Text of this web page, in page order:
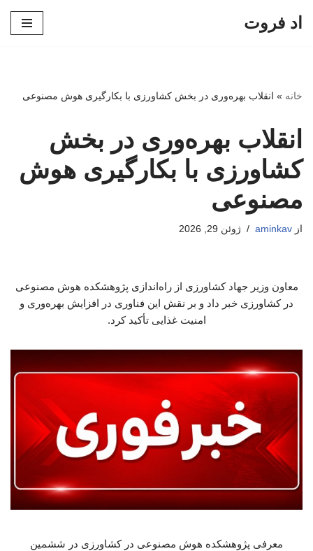
اد فروت
خانه » انقلاب بهره‌وری در بخش کشاورزی با بکارگیری هوش مصنوعی
انقلاب بهره‌وری در بخش
کشاورزی با بکارگیری هوش
مصنوعی
از aminkav ژوئن 29, 2026
معاون وزیر جهاد کشاورزی از راه‌اندازی پژوهشکده هوش مصنوعی
در کشاورزی خبر داد و بر نقش این فناوری در افزایش بهره‌وری و
امنیت غذایی تأکید کرد.
معرفی پژوهشکده هوش مصنوعی در کشاورزی در ششمین